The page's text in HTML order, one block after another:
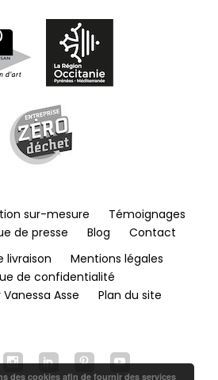
sur-mesure
Témoignages
de presse Blog
Contact
livraison
Mentions légales
de confidentialité
Asse
Plan du site
des cookies afin de fournir des services